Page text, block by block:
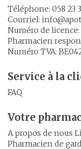
Téléphone: 058 23
Courriel: info@
Numéro de licence:
Pharmacien
Numéro TVA:
Service à la
FAQ
Votre
A propos de nous
Pharmacien de